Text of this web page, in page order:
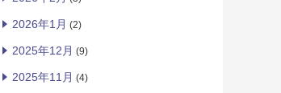
2026年1月 (2)
2025年12月 (9)
2025年11月 (4)